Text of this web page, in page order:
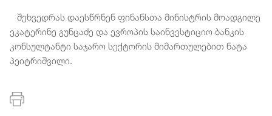
შეხვედრას დაესწრნენ ფინანსთა მინისტრის მოადგილე
ეკატერინე გუნცაძე და ევროპის საინვესტიციო ბანკის
კონსულტანტი საჯარო სექტორის მიმართულებით ნატა
პეიტრიშვილი.